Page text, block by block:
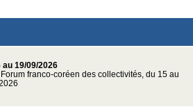
au 19/09/2026
franco-coréen des collectivités, du 15 au